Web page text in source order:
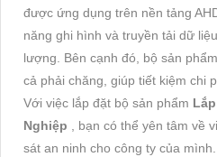
được ứng dụng trên nền tảng
năng ghi hình và truyền tải dữ
lượng. Bên cạnh đó, bộ sản
cả phải chăng, giúp tiết kiệm chi
Với việc lắp đặt bộ sản phẩm
Nghiệp , bạn có thể yên tâm về
sát an ninh cho công ty của